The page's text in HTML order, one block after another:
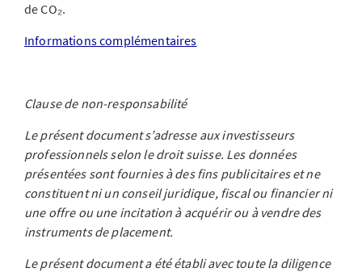
de CO₂.
Informations complémentaires
Clause de non-responsabilité
Le présent document s’adresse aux investisseurs
professionnels selon le droit suisse. Les données
présentées sont fournies à des fins publicitaires et ne
constituent ni un conseil juridique, fiscal ou financier ni
une offre ou une incitation à acquérir ou à vendre des
instruments de placement.
Le présent document a été établi avec toute la diligence